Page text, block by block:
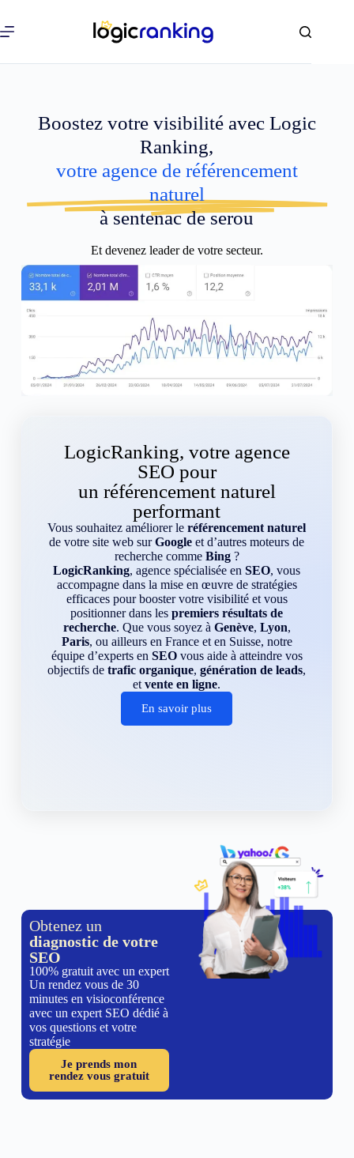
Boostez votre visibilité avec Logic
Ranking,
votre agence de référencement
naturel
à sentenac de serou
Et devenez leader de votre secteur.
LogicRanking, votre agence
SEO pour
un référencement naturel
performant
Vous souhaitez améliorer leréférencement naturel
de votre site web surGoogle et d’autres moteurs de
recherche comme Bing?
LogicRanking, agence spécialisée enSEO, vous
accompagne dans la mise en œuvre de stratégies
efficaces pour booster votre visibilité et vous
positionner dans lespremiers résultats de
recherche. Que vous soyez à Genève, Lyon,
Paris, ou ailleurs en France et en Suisse, notre
équipe d’experts en SEOvous aide à atteindre vos
objectifs detrafic organique,génération de leads,
etvente en ligne.
En savoir plus
Obtenez un
diagnostic de votre
SEO
100% gratuit avec un expert
Un rendez vous de 30
minutes en visioconférence
avec un expert SEO dédié à
vos questions et votre
stratégie
Je prends mon
rendez vous gratuit